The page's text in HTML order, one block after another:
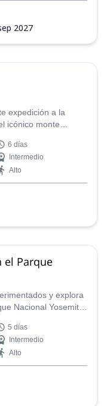
2027
expedición a la
icónico monte
lagos,
6 días
Intermedio
Alto
el Parque
y explora
Nacional Yosemite
trekking a través de
de referencia
Ya sea que seas
por primera vez,
de
5 días
Intermedio
Alto